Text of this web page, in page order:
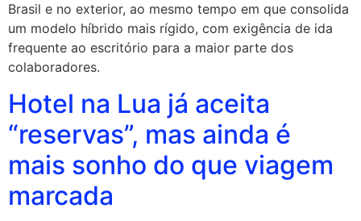
Brasil e no exterior, ao mesmo tempo em que consolida
um modelo híbrido mais rígido, com exigência de ida
frequente ao escritório para a maior parte dos
colaboradores.
Hotel na Lua já aceita
“reservas”, mas ainda é
mais sonho do que viagem
marcada